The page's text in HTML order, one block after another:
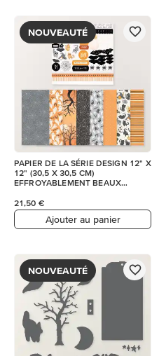
NOUVEAUTÉ
PAPIER DE LA SÉRIE DESIGN 12" X
12" (30,5 X 30,5 CM)
EFFROYABLEMENT BEAUX
21,50 €
Ajouter au panier
NOUVEAUTÉ